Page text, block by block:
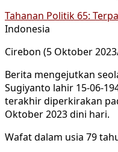
Tahanan Politik 65:
Indonesia
Cirebon (5 Oktober
Berita mengejutkan
Sugiyanto lahir 15-06-
terakhir diperkirakan
Oktober 2023 dini hari.
Wafat dalam usia 79